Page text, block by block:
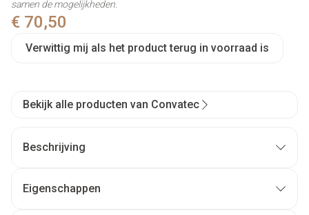
€ 70,50
Verwittig mij als het product terug in voorraad is
samen de mogelijkheden.
Bekijk alle producten van Convatec
Beschrijving
Eigenschappen